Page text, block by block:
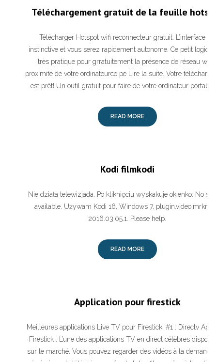
Téléchargement gratuit de la feuille
Télécharger Hotspot wifi reconnecteur gratuit. L’interface est
instinctive et vous serez rapidement autonome. Ce petit logiciel
très pratique pour grratuitement la présence de réseau wifi à
proximité de votre ordinateurce pe Lire la suite. Votre
est prêt! Un outil gratuit pour faire de votre ordinateur portable
READ MORE
Kodi filmkodi
Nie działa telewizjada. Po kliknięciu wyskakuje okienko: No
available. Używam Kodi 16, Windows 7,
2016.03.05.1. Please help.
READ MORE
Application pour firestick
Meilleures applications Live TV pour Firestick. #1 : Directv App
Firestick : L’une des applications TV en direct célèbres
sur le marché. Vous pouvez regarder des vidéos à la demande,